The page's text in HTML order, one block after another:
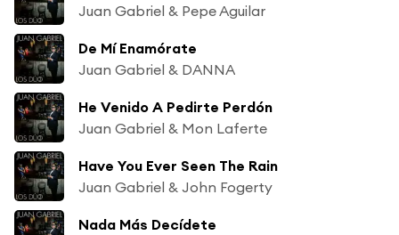
Juan Gabriel & Pepe Aguilar
De Mí Enamórate
Juan Gabriel & DANNA
He Venido A Pedirte Perdón
Juan Gabriel & Mon Laferte
Have You Ever Seen The Rain
Juan Gabriel & John Fogerty
Nada Más Decídete